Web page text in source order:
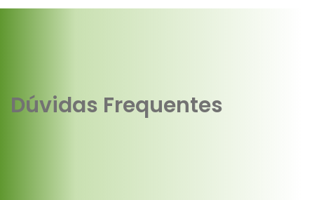
Dúvidas Frequentes